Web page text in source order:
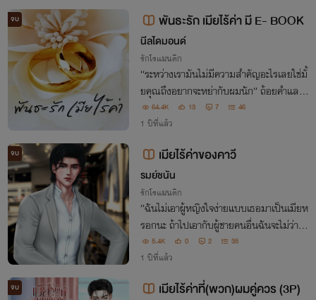
จบ พันธะรัก เมียไร้ค่า มี E- BOOK
นีลไดมอนด์
รักโรแมนติก
“ระหว่างเรามันไม่มีความสำคัญอะไรเลยใช่มั้
ยคุณถึงอยากจะหย่ากับผมนัก” ถ้อยคำและแ
ววตาที่แสดงออกถึงความเจ็บปวดทำให้บัวช
มพูก้มหน้า เธอไม่มีอะไรจะตอบเขาได้เลย
64.4K 13 7 46
1 ปีที่แล้ว
จบ เมียไร้ค่าของคาวี
รมย์ชนัน
รักโรแมนติก
”ฉันไม่เอาผู้หญิงใจง่ายแบบเธอมาเป็นเมียห
รอกนะ ถ้าไปเอากับผู้ชายคนอื่นฉันจะไม่ว่าเล
ย แต่ผู้ชายคนที่เธอไปเอาด้วยคือพ่อฉันเอง เ
ชิญเธอออกไปจากชีวิตฉัน จากนี้ไปอย่าได้มา
เจอะเจอกันอีก ตายก็อย่าได้มาเผาผี!!”
5.4K 0 2 35
1 ปีที่แล้ว
จบ เมียไร้ค่าที่(พวก)ผมคู่ควร (3P)